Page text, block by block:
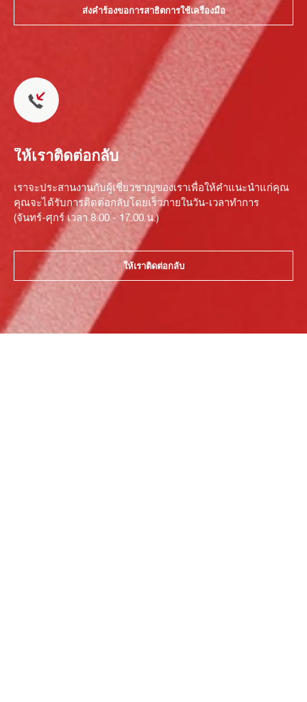
ส่งคำร้องขอการสาธิตการใช้เครื่องมือ
ให้เราติดต่อกลับ
เราจะประสานงานกับผู้เชี่ยวชาญของเราเพื่อให้คำแนะนำแก่คุณ
คุณจะได้รับการติดต่อกลับโดยเร็วภายในวัน-เวลาทำการ
(จันทร์-ศุกร์ เวลา 8.00 - 17.00 น.)
ให้เราติดต่อกลับ